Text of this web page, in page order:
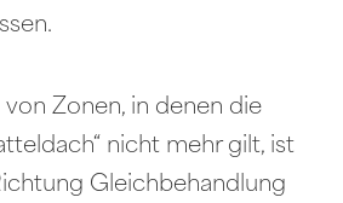
von Zonen, in denen die
nicht mehr gilt, ist
Gleichbehandlung